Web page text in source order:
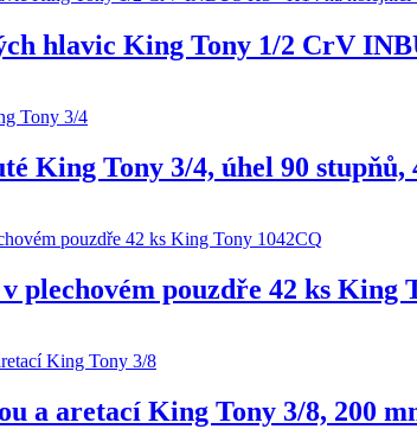
hlavic King Tony 1/2 CrV
King Tony 3/4, úhel 90 stupňů,
plechovém pouzdře 42 ks King
a aretací King Tony 3/8, 200